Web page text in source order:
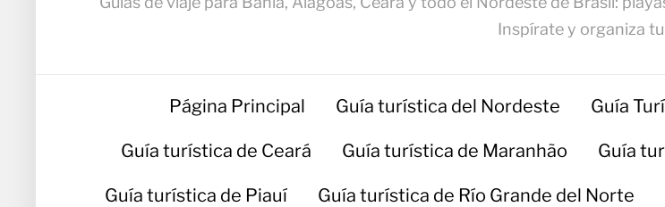
Inspírate y organiza
Página Principal Guía turística del Nordeste Guía
Guía turística de Ceará Guía turística de Maranhão Guía
Guía turística de Piauí Guía turística de Río Grande del Norte